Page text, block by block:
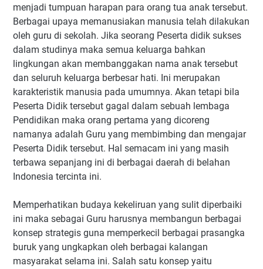
menjadi tumpuan harapan para orang tua anak tersebut.
Berbagai upaya memanusiakan manusia telah dilakukan
oleh guru di sekolah. Jika seorang Peserta didik sukses
dalam studinya maka semua keluarga bahkan
lingkungan akan membanggakan nama anak tersebut
dan seluruh keluarga berbesar hati. Ini merupakan
karakteristik manusia pada umumnya. Akan tetapi bila
Peserta Didik tersebut gagal dalam sebuah lembaga
Pendidikan maka orang pertama yang dicoreng
namanya adalah Guru yang membimbing dan mengajar
Peserta Didik tersebut. Hal semacam ini yang masih
terbawa sepanjang ini di berbagai daerah di belahan
Indonesia tercinta ini.
Memperhatikan budaya kekeliruan yang sulit diperbaiki
ini maka sebagai Guru harusnya membangun berbagai
konsep strategis guna memperkecil berbagai prasangka
buruk yang ungkapkan oleh berbagai kalangan
masyarakat selama ini. Salah satu konsep yaitu